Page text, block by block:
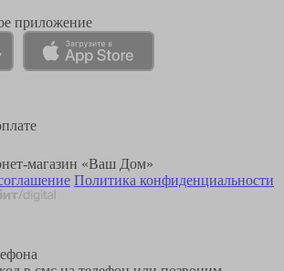
приложение
магазин «Ваш Дом»
Политика конфиденциальности